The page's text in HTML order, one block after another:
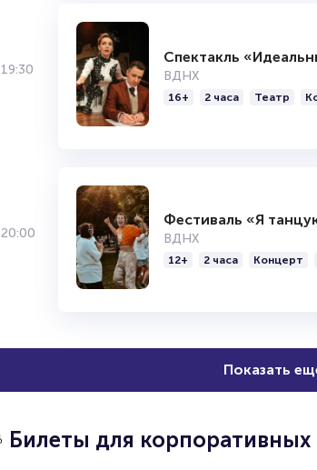
19:30
Спектакль
ВДНХ
16+ 2 часа Театр
20:00
Фестиваль «Я
ВДНХ
12+ 2 часа Концерт
Показать
Билеты для корпоративных